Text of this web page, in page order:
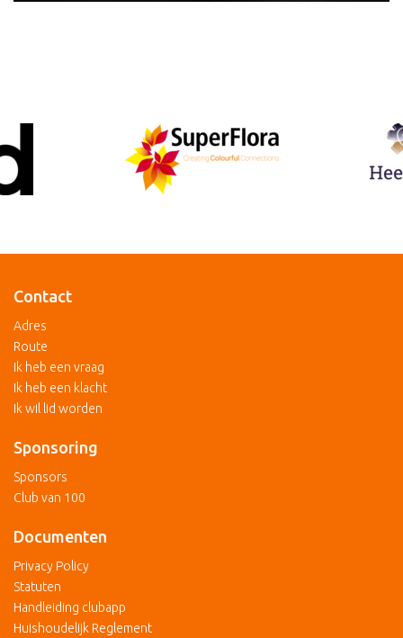
Contact
Adres
Route
Ik heb een vraag
Ik heb een klacht
Ik wil lid worden
Sponsoring
Sponsors
Club van 100
Documenten
Privacy Policy
Statuten
Handleiding clubapp
Huishoudelijk Reglement